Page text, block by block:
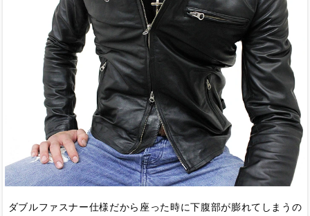
ダブルファスナー仕様だから座った時に下腹部が膨れてしまうの